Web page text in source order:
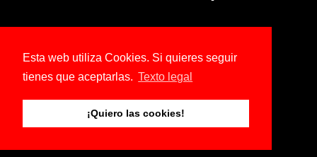
Esta web utiliza Cookies. Si quieres seguir
tienes que aceptarlas. Texto legal
¡Quiero las cookies!
© 2026 Copyright Ree Kohl.